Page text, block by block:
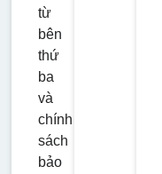
từ
bên
thứ
ba
và
chính
sách
bảo